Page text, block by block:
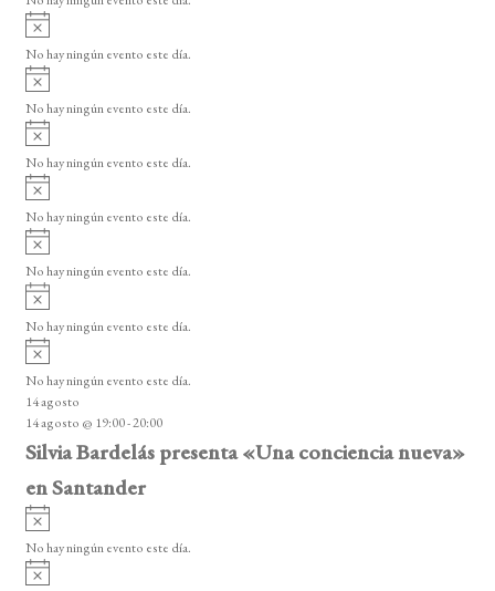
o
d
e
E
v
e
n
t
o
s
s s
o
s
i
o
A
v
i
o
No hay ningún evento este día.
A
v
i
o
No hay ningún evento este día.
A
v
i
o
No hay ningún evento este día.
A
v
i
o
No hay ningún evento este día.
A
v
i
o
No hay ningún evento este día.
A
v
i
o
No hay ningún evento este día.
A
v
i
s
o
No hay ningún evento este día.
14 agosto
14 agosto @ 19:00-20:00
Silvia Bardelás presenta «Una conciencia nueva»
en Santander
A
v
i
No hay ningún evento este día.
A